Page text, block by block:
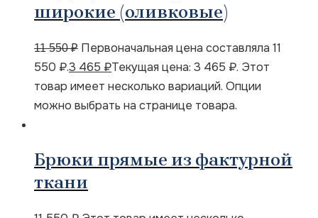
широкие (оливковые)
11 550₽ Первоначальная цена составляла 11
550 ₽.3 465 ₽Текущая цена: 3 465 ₽. Этот
товар имеет несколько вариаций. Опции
можно выбрать на странице товара.
Брюки прямые из фактурной
ткани